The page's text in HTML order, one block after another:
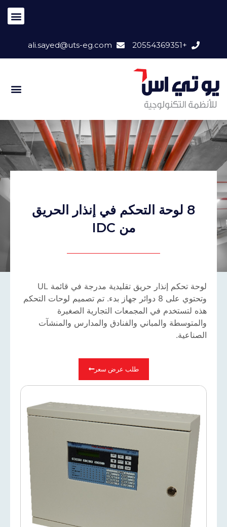
+20554369351
ali.sayed@uts-eg.com
8 لوحة التحكم في إنذار الحريق
من IDC
لوحة تحكم إنذار حريق تقليدية مدرجة في قائمة UL
وتحتوي على 8 دوائر جهاز بدء. تم تصميم لوحات التحكم
هذه لتستخدم في المجمعات التجارية الصغيرة
والمتوسطة والمباني والفنادق والمدارس والمنشآت
الصناعية.
طلب عرض سعر